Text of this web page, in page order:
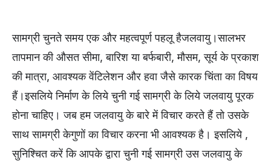
सामग्री चुनते समय एक और महत्वपूर्ण पहलू हैजलवायु।सालभर
तापमान की औसत सीमा, बारिश या बर्फबारी, मौसम, सूर्य के प्रकाश
की मात्रा, आवश्यक वेंटिलेशन और हवा जैसे कारक चिंता का विषय
हैं।इसलिये निर्माण के लिये चुनी गई सामग्री के लिये जलवायु पूरक
होना चाहिए। जब हम जलवायु के बारे में विचार करते हैं तो उसके
साथ सामग्री केगुणों का विचार करना भी आवश्यक है। इसलिये ,
सुनिश्चित करें कि आपके द्वारा चुनी गई सामग्री उस जलवायु के